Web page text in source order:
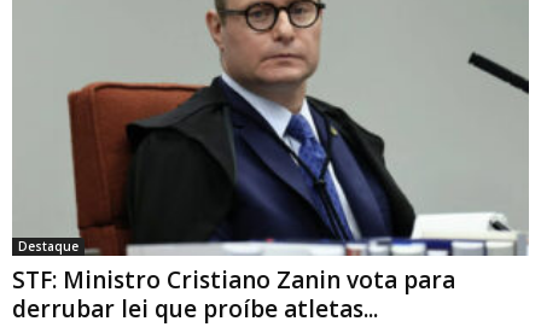
em competições de Londrina
Destaque
STF: Ministro Cristiano Zanin vota para
derrubar lei que proíbe atletas...